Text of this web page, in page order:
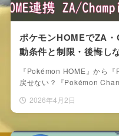
ポケモンHOMEでZA
動条件と制限・後悔し
『Pokémon HOME』から
戻せない？『Pokémon
2026年4月2日